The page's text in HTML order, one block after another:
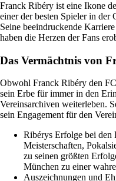
Franck Ribéry ist eine Ikone
einer der besten Spieler in der
Seine beeindruckende
haben die Herzen der Fans
Das Vermächtnis von
Obwohl Franck Ribéry den
sein Erbe für immer in den
Vereinsarchiven weiterleben.
sein Engagement für den
Ribérys Erfolge bei den
Meisterschaften,
zu seinen größten
München zu einer
Auszeichnungen und